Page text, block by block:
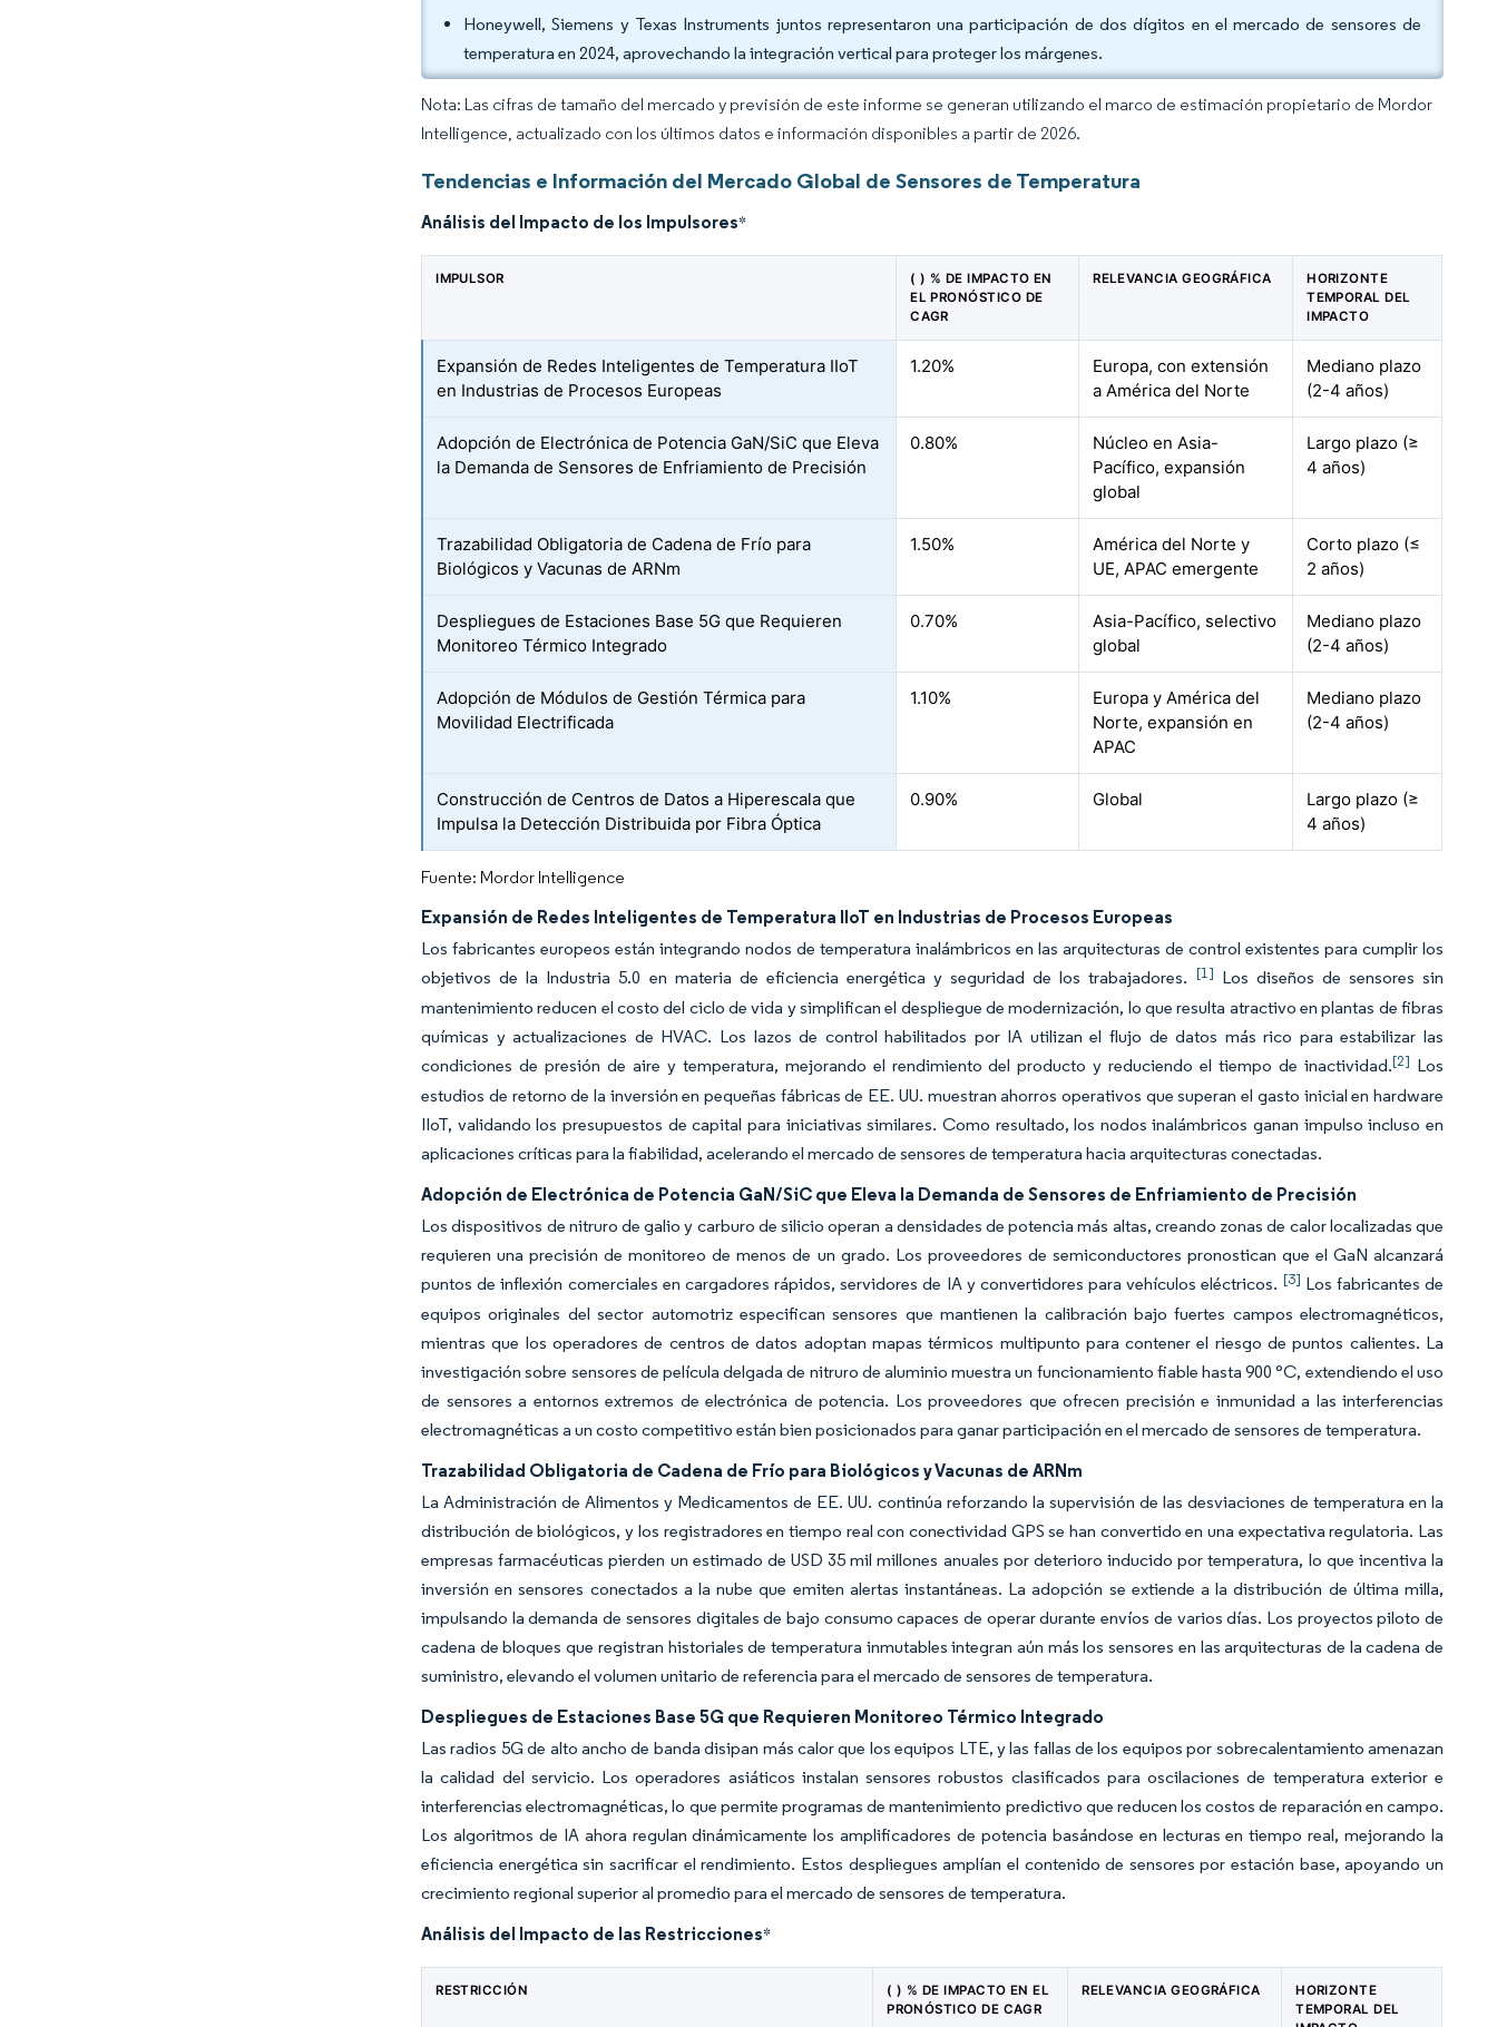
Honeywell, Siemens y Texas Instruments juntos representaron una participación de dos dígitos en el mercado de sensores de
temperatura en 2024, aprovechando la integración vertical para proteger los márgenes.
Nota: Las cifras de tamaño del mercado y previsión de este informe se generan utilizando el marco de estimación propietario de Mordor
Intelligence, actualizado con los últimos datos e información disponibles a partir de 2026.
Tendencias e Información del Mercado Global de Sensores de Temperatura
Análisis del Impacto de los Impulsores*
IMPULSOR
( ) % DE IMPACTO EN
EL PRONÓSTICO DE
CAGR
RELEVANCIA GEOGRÁFICA
HORIZONTE
TEMPORAL DEL
IMPACTO
Expansión de Redes Inteligentes de Temperatura IIoT
en Industrias de Procesos Europeas
1.20%
Europa, con extensión
a América del Norte
Mediano plazo
(2-4 años)
Adopción de Electrónica de Potencia GaN/SiC que Eleva
la Demanda de Sensores de Enfriamiento de Precisión
0.80%
Núcleo en Asia-
Pacífico, expansión
global
Largo plazo (≥
4 años)
Trazabilidad Obligatoria de Cadena de Frío para
Biológicos y Vacunas de ARNm
1.50%
América del Norte y
UE, APAC emergente
Corto plazo (≤
2 años)
Despliegues de Estaciones Base 5G que Requieren
Monitoreo Térmico Integrado
0.70%
Asia-Pacífico, selectivo
global
Mediano plazo
(2-4 años)
Adopción de Módulos de Gestión Térmica para
Movilidad Electrificada
1.10%
Europa y América del
Norte, expansión en
APAC
Mediano plazo
(2-4 años)
Construcción de Centros de Datos a Hiperescala que
Impulsa la Detección Distribuida por Fibra Óptica
0.90% Global
Largo plazo (≥
4 años)
Fuente: Mordor Intelligence
Expansión de Redes Inteligentes de Temperatura IIoT en Industrias de Procesos Europeas
Los fabricantes europeos están integrando nodos de temperatura inalámbricos en las arquitecturas de control existentes para cumplir los
objetivos de la Industria 5.0 en materia de eficiencia energética y seguridad de los trabajadores. [1] Los diseños de sensores sin
mantenimiento reducen el costo del ciclo de vida y simplifican el despliegue de modernización, lo que resulta atractivo en plantas de fibras
químicas y actualizaciones de HVAC. Los lazos de control habilitados por IA utilizan el flujo de datos más rico para estabilizar las
condiciones de presión de aire y temperatura, mejorando el rendimiento del producto y reduciendo el tiempo de inactividad.[2] Los
estudios de retorno de la inversión en pequeñas fábricas de EE. UU. muestran ahorros operativos que superan el gasto inicial en hardware
IIoT, validando los presupuestos de capital para iniciativas similares. Como resultado, los nodos inalámbricos ganan impulso incluso en
aplicaciones críticas para la fiabilidad, acelerando el mercado de sensores de temperatura hacia arquitecturas conectadas.
Adopción de Electrónica de Potencia GaN/SiC que Eleva la Demanda de Sensores de Enfriamiento de Precisión
Los dispositivos de nitruro de galio y carburo de silicio operan a densidades de potencia más altas, creando zonas de calor localizadas que
requieren una precisión de monitoreo de menos de un grado. Los proveedores de semiconductores pronostican que el GaN alcanzará
puntos de inflexión comerciales en cargadores rápidos, servidores de IA y convertidores para vehículos eléctricos. [3] Los fabricantes de
equipos originales del sector automotriz especifican sensores que mantienen la calibración bajo fuertes campos electromagnéticos,
mientras que los operadores de centros de datos adoptan mapas térmicos multipunto para contener el riesgo de puntos calientes. La
investigación sobre sensores de película delgada de nitruro de aluminio muestra un funcionamiento fiable hasta 900 °C, extendiendo el uso
de sensores a entornos extremos de electrónica de potencia. Los proveedores que ofrecen precisión e inmunidad a las interferencias
electromagnéticas a un costo competitivo están bien posicionados para ganar participación en el mercado de sensores de temperatura.
Trazabilidad Obligatoria de Cadena de Frío para Biológicos y Vacunas de ARNm
La Administración de Alimentos y Medicamentos de EE. UU. continúa reforzando la supervisión de las desviaciones de temperatura en la
distribución de biológicos, y los registradores en tiempo real con conectividad GPS se han convertido en una expectativa regulatoria. Las
empresas farmacéuticas pierden un estimado de USD 35 mil millones anuales por deterioro inducido por temperatura, lo que incentiva la
inversión en sensores conectados a la nube que emiten alertas instantáneas. La adopción se extiende a la distribución de última milla,
impulsando la demanda de sensores digitales de bajo consumo capaces de operar durante envíos de varios días. Los proyectos piloto de
cadena de bloques que registran historiales de temperatura inmutables integran aún más los sensores en las arquitecturas de la cadena de
suministro, elevando el volumen unitario de referencia para el mercado de sensores de temperatura.
Despliegues de Estaciones Base 5G que Requieren Monitoreo Térmico Integrado
Las radios 5G de alto ancho de banda disipan más calor que los equipos LTE, y las fallas de los equipos por sobrecalentamiento amenazan
la calidad del servicio. Los operadores asiáticos instalan sensores robustos clasificados para oscilaciones de temperatura exterior e
interferencias electromagnéticas, lo que permite programas de mantenimiento predictivo que reducen los costos de reparación en campo.
Los algoritmos de IA ahora regulan dinámicamente los amplificadores de potencia basándose en lecturas en tiempo real, mejorando la
eficiencia energética sin sacrificar el rendimiento. Estos despliegues amplían el contenido de sensores por estación base, apoyando un
crecimiento regional superior al promedio para el mercado de sensores de temperatura.
Análisis del Impacto de las Restricciones*
RESTRICCIÓN
( ) % DE IMPACTO EN EL
PRONÓSTICO DE CAGR
RELEVANCIA GEOGRÁFICA
HORIZONTE
TEMPORAL DEL